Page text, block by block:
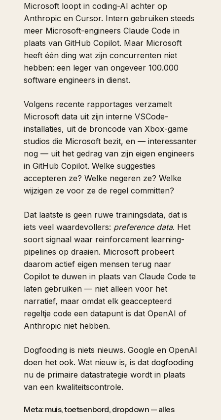
Microsoft loopt in coding-AI achter op
Anthropic en Cursor. Intern gebruiken steeds
meer Microsoft-engineers Claude Code in
plaats van GitHub Copilot. Maar Microsoft
heeft één ding wat zijn concurrenten niet
hebben: een leger van ongeveer 100.000
software engineers in dienst.
Volgens recente rapportages verzamelt
Microsoft data uit zijn interne VSCode-
installaties, uit de broncode van Xbox-game
studios die Microsoft bezit, en — interessanter
nog — uit het gedrag van zijn eigen engineers
in GitHub Copilot. Welke suggesties
accepteren ze? Welke negeren ze? Welke
wijzigen ze voor ze de regel committen?
Dat laatste is geen ruwe trainingsdata, dat is
iets veel waardevollers: preference data. Het
soort signaal waar reinforcement learning-
pipelines op draaien. Microsoft probeert
daarom actief eigen mensen terug naar
Copilot te duwen in plaats van Claude Code te
laten gebruiken — niet alleen voor het
narratief, maar omdat elk geaccepteerd
regeltje code een datapunt is dat OpenAI of
Anthropic niet hebben.
Dogfooding is niets nieuws. Google en OpenAI
doen het ook. Wat nieuw is, is dat dogfooding
nu de primaire datastrategie wordt in plaats
van een kwaliteitscontrole.
Meta: muis, toetsenbord, dropdown — alles